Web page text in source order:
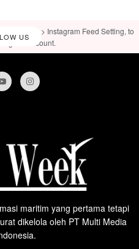
US
& View > Instagram Feed Setting, to
account.
maritim yang pertama tetapi
dikelola oleh PT Multi Media